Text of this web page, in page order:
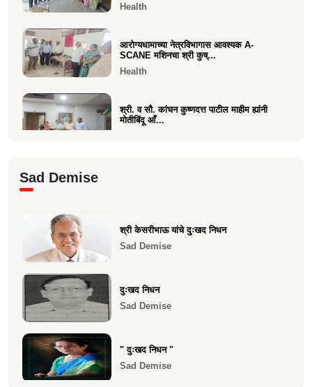
Health
आरोग्यधामाच्या नेत्रविभागास आवश्यक A-
SCANE मशिनचा श्री कुष्...
Health
श्री. व सौ. कांचन कुष्णदत्त पाटील माहीम ह्यांनी
मोतीबिंदू आँ...
माकुणसारच्या एस के पाटील विद्यामंदिरच्या सन
1983 च्या 10 वी...
Sad Demise
श्री केसरीभाऊ यांचे दुःखद निधन
Sad Demise
दुःखद निधन
Sad Demise
" दुःखद निधन "
Sad Demise